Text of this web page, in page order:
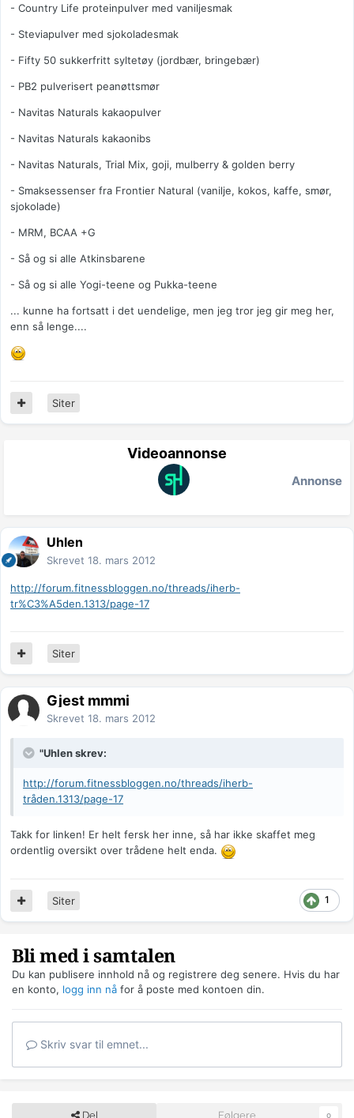
- Country Life proteinpulver med vaniljesmak
- Steviapulver med sjokoladesmak
- Fifty 50 sukkerfritt syltetøy (jordbær, bringebær)
- PB2 pulverisert peanøttsmør
- Navitas Naturals kakaopulver
- Navitas Naturals kakaonibs
- Navitas Naturals, Trial Mix, goji, mulberry & golden berry
- Smaksessenser fra Frontier Natural (vanilje, kokos, kaffe, smør,
sjokolade)
- MRM, BCAA +G
- Så og si alle Atkinsbarene
- Så og si alle Yogi-teene og Pukka-teene
... kunne ha fortsatt i det uendelige, men jeg tror jeg gir meg her,
enn så lenge....
Siter
Videoannonse
Annonse
Uhlen
Skrevet 18. mars 2012
http://forum.fitnessbloggen.no/threads/iherb-
tr%C3%A5den.1313/page-17
Siter
Gjest mmmi
Skrevet 18. mars 2012
"Uhlen skrev:
http://forum.fitnessbloggen.no/threads/iherb-
tråden.1313/page-17
Takk for linken! Er helt fersk her inne, så har ikke skaffet meg
ordentlig oversikt over trådene helt enda.
1
Siter
Bli med i samtalen
Du kan publisere innhold nå og registrere deg senere. Hvis du har
en konto, logg inn nå for å poste med kontoen din.
Skriv svar til emnet...
Del Følgere 0